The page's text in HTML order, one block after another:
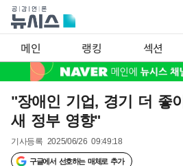
메인 랭킹 섹션
"장애인 기업, 경기 더 좋
새 정부 영향"
기사등록 2025/06/26 09:49:18
구글에서 선호하는 매체로 추가